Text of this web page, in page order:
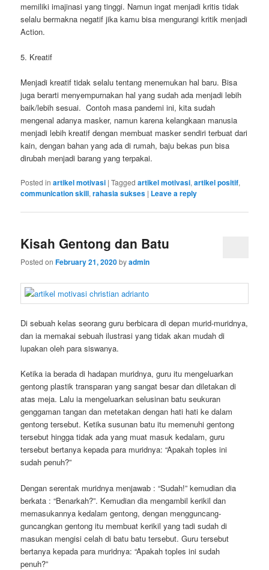
memiliki imajinasi yang tinggi. Namun ingat menjadi kritis tidak
selalu bermakna negatif jika kamu bisa mengurangi kritik menjadi
Action.
5. Kreatif
Menjadi kreatif tidak selalu tentang menemukan hal baru. Bisa
juga berarti menyempurnakan hal yang sudah ada menjadi lebih
baik/lebih sesuai. Contoh masa pandemi ini, kita sudah
mengenal adanya masker, namun karena kelangkaan manusia
menjadi lebih kreatif dengan membuat masker sendiri terbuat dari
kain, dengan bahan yang ada di rumah, baju bekas pun bisa
dirubah menjadi barang yang terpakai.
Posted in artikel motivasi |Tagged artikel motivasi,artikel positif,
communication skill,rahasia sukses | Leave a reply
Kisah Gentong dan Batu
Posted onFebruary 21, 2020byadmin
Di sebuah kelas seorang guru berbicara di depan murid-muridnya,
dan ia memakai sebuah ilustrasi yang tidak akan mudah di
lupakan oleh para siswanya.
Ketika ia berada di hadapan muridnya, guru itu mengeluarkan
gentong plastik transparan yang sangat besar dan diletakan di
atas meja. Lalu ia mengeluarkan selusinan batu seukuran
genggaman tangan dan metetakan dengan hati hati ke dalam
gentong tersebut. Ketika susunan batu itu memenuhi gentong
tersebut hingga tidak ada yang muat masuk kedalam, guru
tersebut bertanya kepada para muridnya: “Apakah toples ini
sudah penuh?”
Dengan serentak muridnya menjawab : “Sudah!” kemudian dia
berkata : “Benarkah?”. Kemudian dia mengambil kerikil dan
memasukannya kedalam gentong, dengan mengguncang-
guncangkan gentong itu membuat kerikil yang tadi sudah di
masukan mengisi celah di batu batu tersebut. Guru tersebut
bertanya kepada para muridnya: “Apakah toples ini sudah
penuh?”